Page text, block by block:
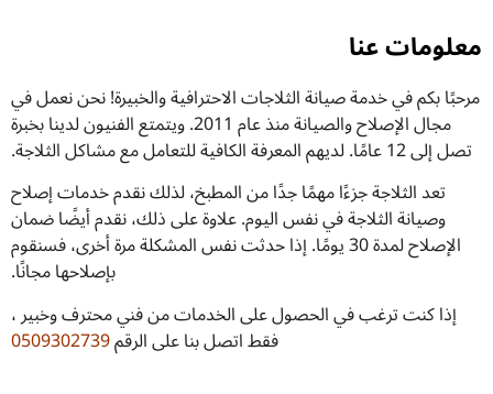
معلومات عنا
مرحبًا بكم في خدمة صيانة الثلاجات الاحترافية والخبيرة! نحن نعمل في
مجال الإصلاح والصيانة منذ عام 2011. ويتمتع الفنيون لدينا بخبرة
تصل إلى 12 عامًا. لديهم المعرفة الكافية للتعامل مع مشاكل الثلاجة.
تعد الثلاجة جزءًا مهمًا جدًا من المطبخ، لذلك نقدم خدمات إصلاح
وصيانة الثلاجة في نفس اليوم. علاوة على ذلك، نقدم أيضًا ضمان
الإصلاح لمدة 30 يومًا. إذا حدثت نفس المشكلة مرة أخرى، فسنقوم
بإصلاحها مجانًا.
إذا كنت ترغب في الحصول على الخدمات من فني محترف وخبير ،
فقط اتصل بنا على الرقم